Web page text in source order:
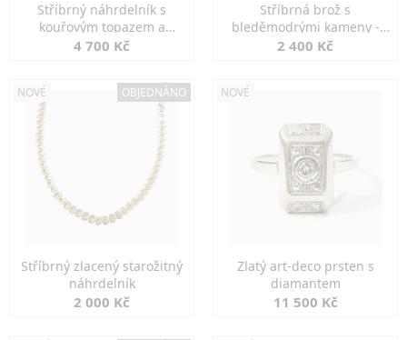
Stříbrný náhrdelník s
kouřovým topazem a
markazity
4 700 Kč
Stříbrná brož s
bleděmodrými kameny -
jemná elegance
2 400 Kč
NOVÉ OBJEDNÁNO
Stříbrný zlacený starožitný
náhrdelník
2 000 Kč
NOVÉ
Zlatý art-deco prsten s
diamantem
11 500 Kč